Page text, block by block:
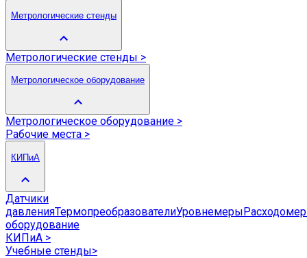
Метрологические стенды
Метрологические стенды >
Метрологическое оборудование
Метрологическое оборудование >
Рабочие места >
КИПиА
Датчики
давленияТермопреобразователиУровнемеры
оборудование
КИПиА >
Учебные стенды>